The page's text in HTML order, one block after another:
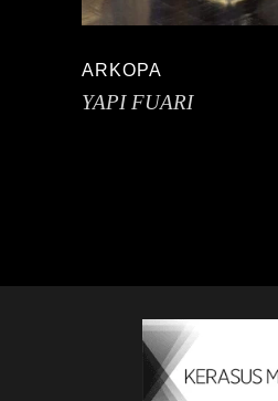
ARKOPA
YAPI FUARI